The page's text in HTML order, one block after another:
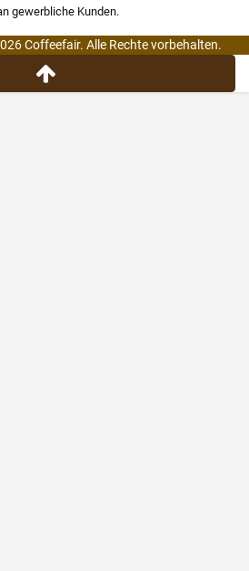
gewerbliche Kunden.
Coffeefair. Alle Rechte vorbehalten.